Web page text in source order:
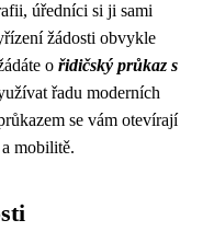
úředníci si ji sami
žádosti obvykle
o řidičský průkaz s
řadu moderních
se vám otevírají
mobilitě.